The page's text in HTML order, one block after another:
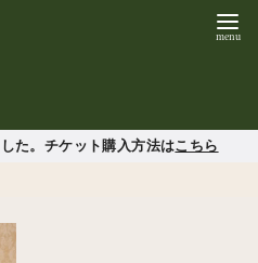
た。チケット購入方法はこちら